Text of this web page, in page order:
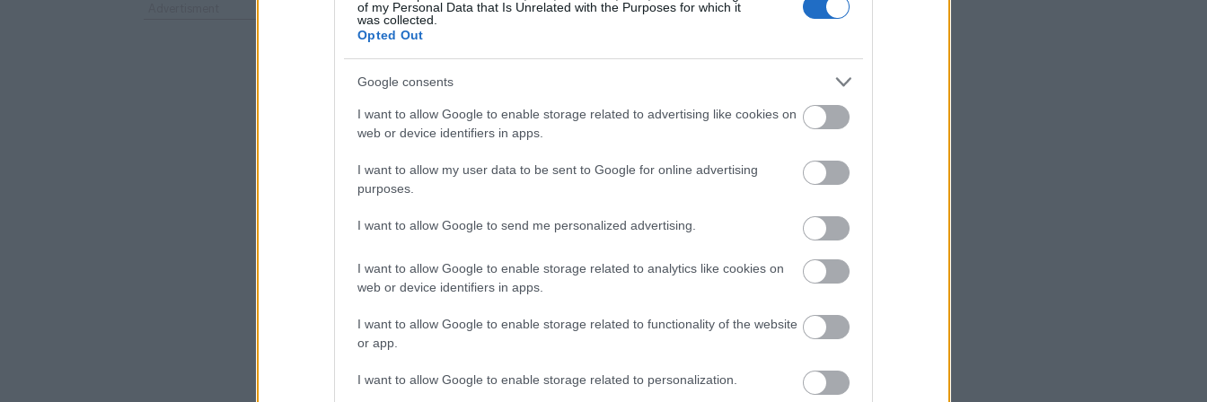
of my Personal Data that Is Unrelated with the Purposes for which it
was collected.
Opted Out
Google consents
I want to allow Google to enable storage related to advertising like cookies on
web or device identifiers in apps.
I want to allow my user data to be sent to Google for online advertising
purposes.
I want to allow Google to send me personalized advertising.
I want to allow Google to enable storage related to analytics like cookies on
web or device identifiers in apps.
I want to allow Google to enable storage related to functionality of the website
or app.
I want to allow Google to enable storage related to personalization.
ΑΑΔΕ: Άνοιξε εκ νέου το σύστημα ΕΑΕ
2025 για διορθώσεις μετά την
οικονομίας και οι κίνδυνοι της
επενδυτικής έκρηξης
ΕΛ.Α.Σ: «Η απροκάλυπτη ώσμωση
εξουσίας εκθέτει τη χώρα διεθνώς»
του Τραμπ στο Λευκό Οίκο
Μπάρκιν (Fed): «Τα στοιχεία για την
αγορά εργασίας συμβαδίζουν με τις
πρόσφατες τάσεις»
67.746 δικαιούχους για την αγορά
λιπασμάτων
Ευρωαγορές: Η καλύτερη εβδομάδα
από τα τέλη Ιουνίου - Σε νέα υψηλά ο